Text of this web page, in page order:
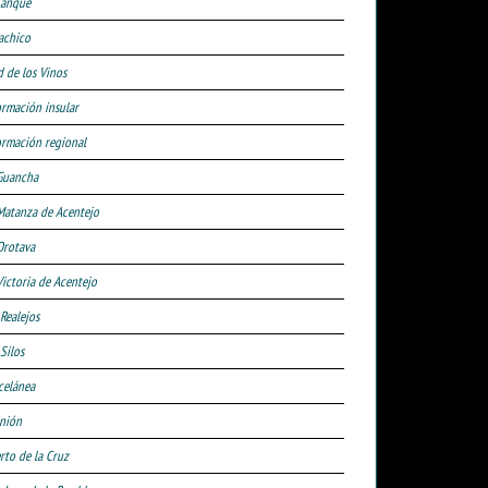
de los Vinos
insular
regional
de Acentejo
de Acentejo
de la Cruz